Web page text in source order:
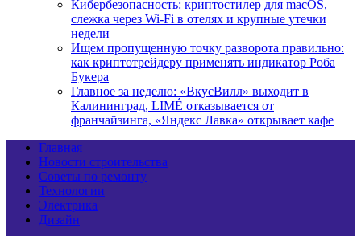
Кибербезопасность: криптостилер для macOS,
слежка через Wi-Fi в отелях и крупные утечки
недели
Ищем пропущенную точку разворота правильно:
как криптотрейдеру применять индикатор Роба
Букера
Главное за неделю: «ВкусВилл» выходит в
Калининград, LIMÉ отказывается от
франчайзинга, «Яндекс Лавка» открывает кафе
Главная
Новости строительства
Советы по ремонту
Технологии
Электрика
Дизайн